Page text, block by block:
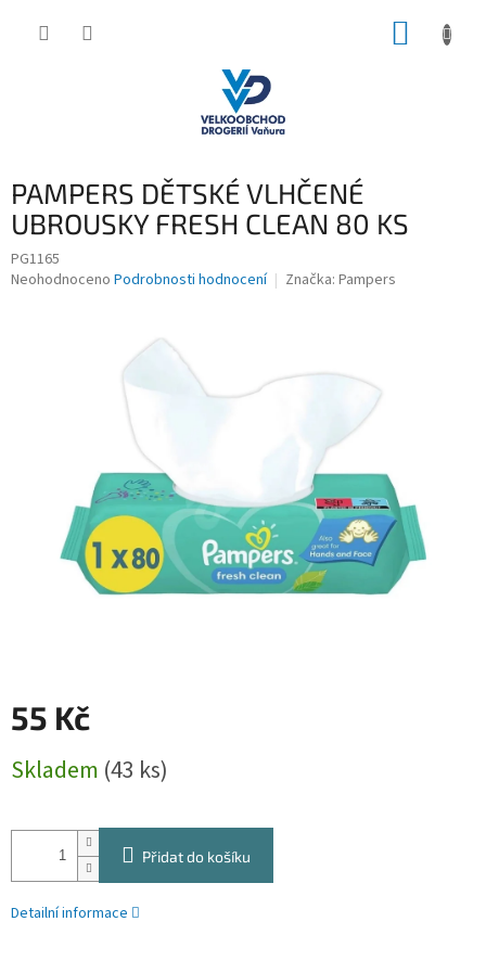
PAMPERS DĚTSKÉ VLHČENÉ
UBROUSKY FRESH CLEAN 80 KS
PG1165
Průměrné
Neohodnoceno Podrobnosti hodnocení Značka: Pampers
55 Kč
cena:
Skladem (43 ks)
Přidat do košíku
Detailní informace